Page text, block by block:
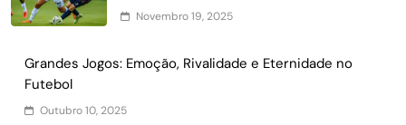
Novembro 19, 2025
Grandes Jogos: Emoção, Rivalidade e Eternidade no
Futebol
Outubro 10, 2025